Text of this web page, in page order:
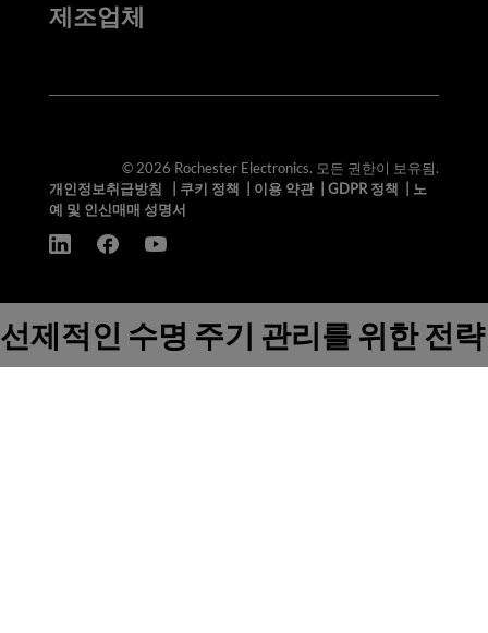
제조업체
© 2026 Rochester Electronics. 모든 권한이 보유됨.
개인정보취급방침
쿠키 정책 이용 약관| GDPR 정책
노
예 및 인신매매 성명서
선제적인 수명 주기 관리를 위한 전략